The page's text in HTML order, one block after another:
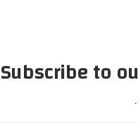
Subscribe to